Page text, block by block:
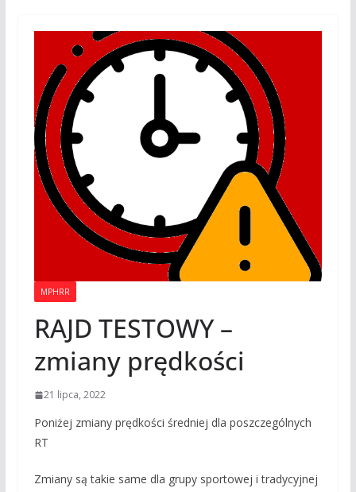
MPHRR
RAJD TESTOWY –
zmiany prędkości
21 lipca, 2022
Poniżej zmiany prędkości średniej dla poszczególnych
RT
Zmiany są takie same dla grupy sportowej i tradycyjnej